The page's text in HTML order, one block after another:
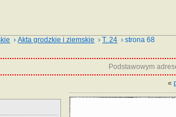
›Akta grodzkie i ziemskie ›T. 24 › strona 68
Podstawowym
«